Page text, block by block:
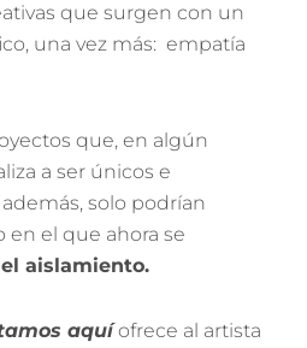
que surgen con un
una vez más: empatía
que, en algún
a ser únicos e
solo podrían
el que ahora se
el aislamiento.
aquíofrece al artista